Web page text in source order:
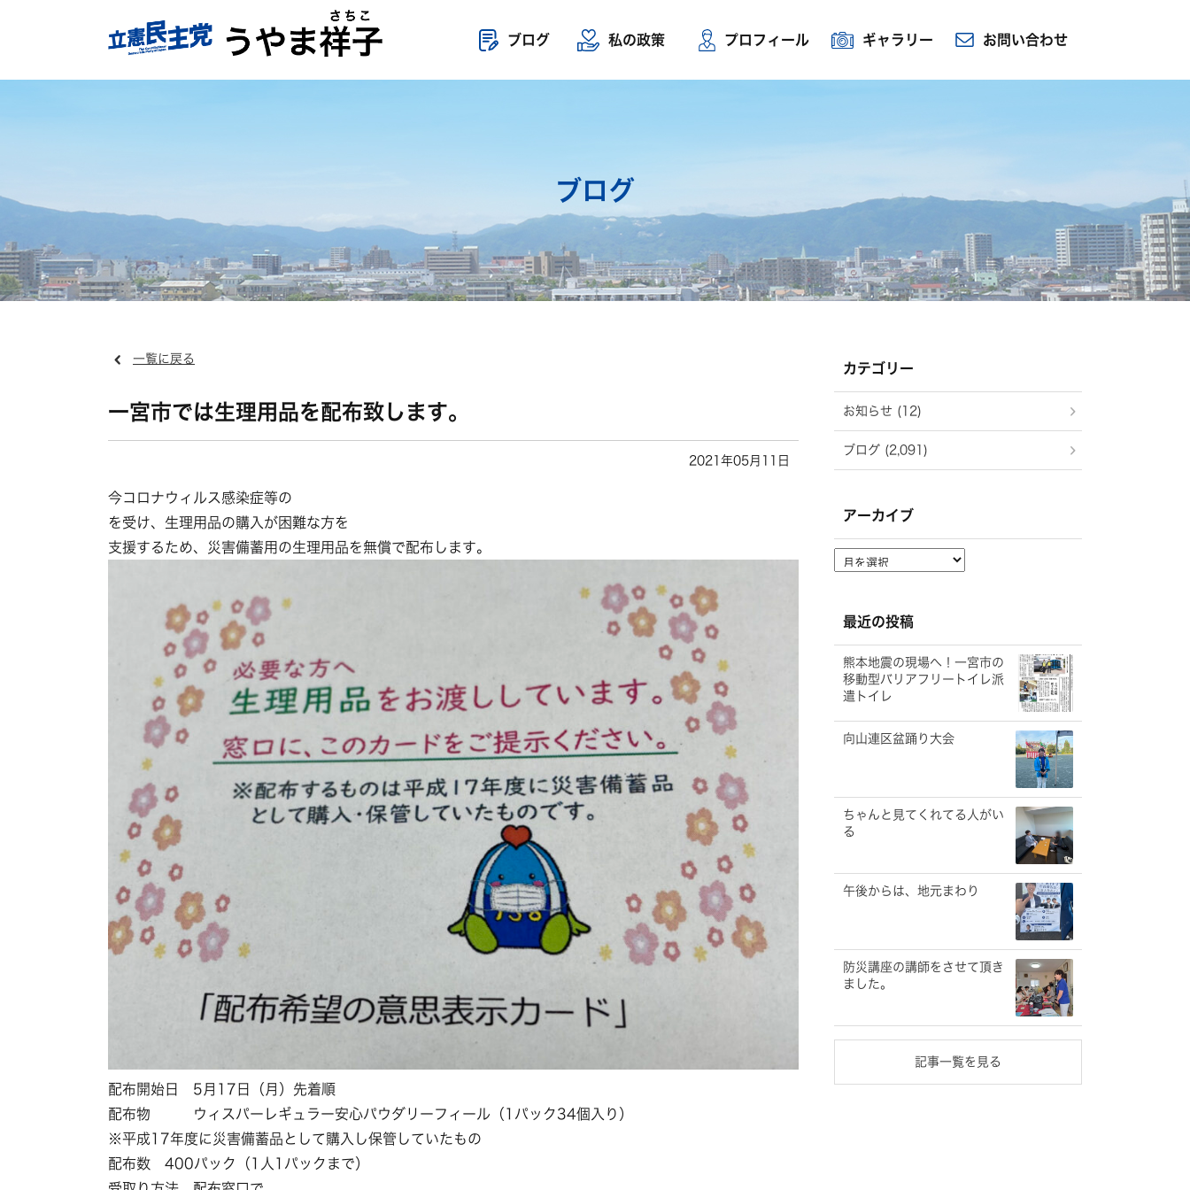
ブログ 私の政策 プロフィール ギャラリー お問い合わせ
ブログ
一覧に戻る
一宮市では生理用品を配布致します。
2021年05月11日
今コロナウィルス感染症等の
を受け、生理用品の購入が困難な方を
支援するため、災害備蓄用の生理用品を無償で配布します。
配布開始日 5月17日（月）先着順
配布物 ウィスパーレギュラー安心パウダリーフィール（1パック34個入り）
※平成17年度に災害備蓄品として購入し保管していたもの
配布数 400パック（1人1パックまで）
カテゴリー
お知らせ (12)
ブログ (2,091)
アーカイブ
ア
ー
ブ
最近の投稿
熊本地震の現場へ！一宮市の
移動型バリアフリートイレ派
遣トイレ
向山連区盆踊り大会
ちゃんと見てくれてる人がい
る
午後からは、地元まわり
防災講座の講師をさせて頂き
ました。
記事一覧を見る